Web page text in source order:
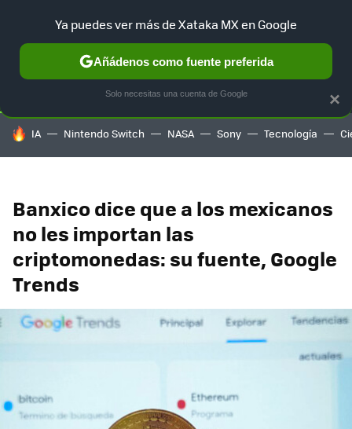
SELECCIÓN GAMING HOME AUTO TERRITORIO
HOY SE HABLA DE
IA Nintendo Switch NASA Sony Tecnología
Banxico dice que a los mexicanos
no les importan las
criptomonedas: su fuente, Google
Trends
×
Ya puedes ver más de Xataka MX en Google
Añádenos como fuente preferida
Solo necesitas una cuenta de Google